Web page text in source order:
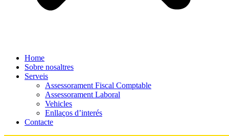
Home
Sobre nosaltres
Serveis
Assessorament Fiscal Comptable
Assessorament Laboral
Vehicles
Enllaços d’interés
Contacte